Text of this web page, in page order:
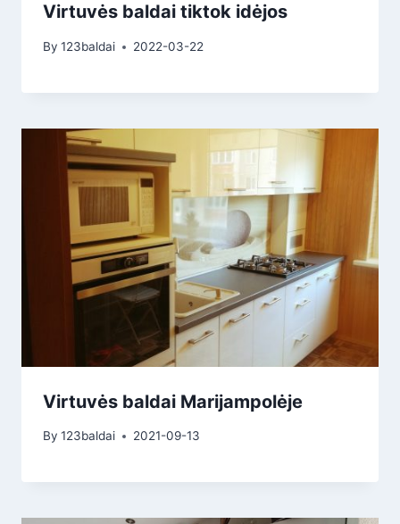
Virtuvės baldai tiktok idėjos
By 123baldai 2022-03-22
Virtuvės baldai Marijampolėje
By 123baldai 2021-09-13